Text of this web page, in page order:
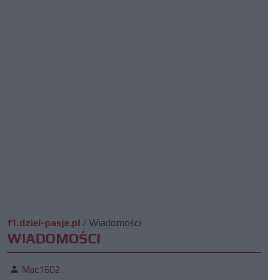
f1.dziel-pasje.pl / Wiadomości
WIADOMOŚCI
Mac1602